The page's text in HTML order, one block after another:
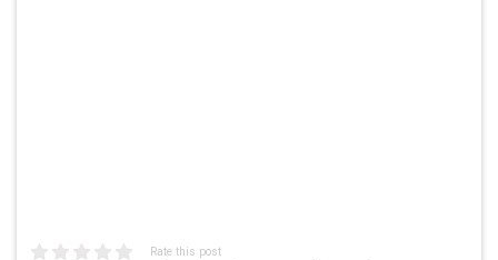
Rate this post